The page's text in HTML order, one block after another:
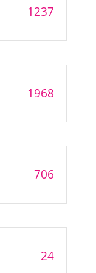
1237
1968
706
24